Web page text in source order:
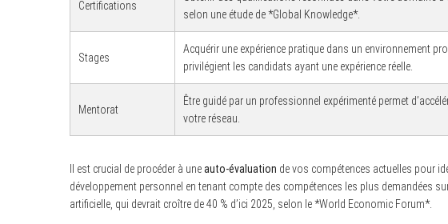
Certifications
selon une étude de *Global Knowledge*.
Stages
Acquérir une expérience pratique dans un environnement
privilégient les candidats ayant une expérience réelle.
Mentorat
Être guidé par un professionnel expérimenté permet
votre réseau.
Il est crucial de procéder à uneauto-évaluation de vos compétences actuelles pour
développement personnel en tenant compte des compétences les plus demandées
artificielle, qui devrait croître de 40 % d’ici 2025, selon le *World Economic Forum*.
S